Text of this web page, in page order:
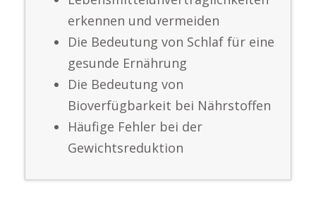
erkennen und vermeiden
Die Bedeutung von Schlaf für eine
gesunde Ernährung
Die Bedeutung von
Bioverfügbarkeit bei Nährstoffen
Häufige Fehler bei der
Gewichtsreduktion